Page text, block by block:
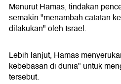
Menurut Hamas, tindakan
semakin "menambah catatan
dilakukan" oleh Israel.
Lebih lanjut, Hamas
kebebasan di dunia" untuk
tersebut.